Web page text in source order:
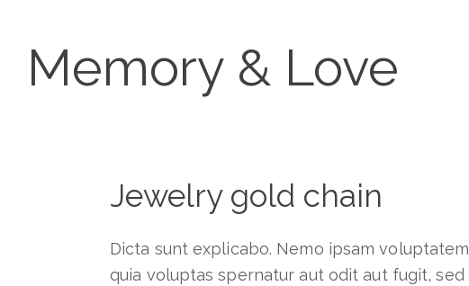
Memory & Love
Jewelry gold chain
Dicta sunt explicabo. Nemo ipsam voluptatem
quia voluptas spernatur aut odit aut fugit, sed